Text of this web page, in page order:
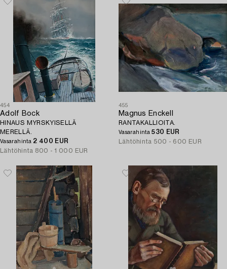
454
Adolf Bock
HINAUS MYRSKYISELLÄ
MERELLÄ.
Vasarahinta 2 400 EUR
Lähtöhinta 800 - 1 000 EUR
455
Magnus Enckell
RANTAKALLIOITA.
Vasarahinta530 EUR
Lähtöhinta 500 - 600 EUR